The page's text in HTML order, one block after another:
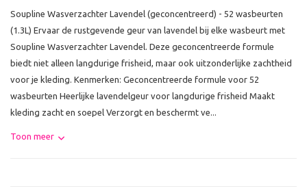
Soupline Wasverzachter Lavendel (geconcentreerd) - 52 wasbeurten
(1.3L) Ervaar de rustgevende geur van lavendel bij elke wasbeurt met
Soupline Wasverzachter Lavendel. Deze geconcentreerde formule
biedt niet alleen langdurige frisheid, maar ook uitzonderlijke zachtheid
voor je kleding. Kenmerken: Geconcentreerde formule voor 52
wasbeurten Heerlijke lavendelgeur voor langdurige frisheid Maakt
kleding zacht en soepel Verzorgt en beschermt ve...
Toon meer